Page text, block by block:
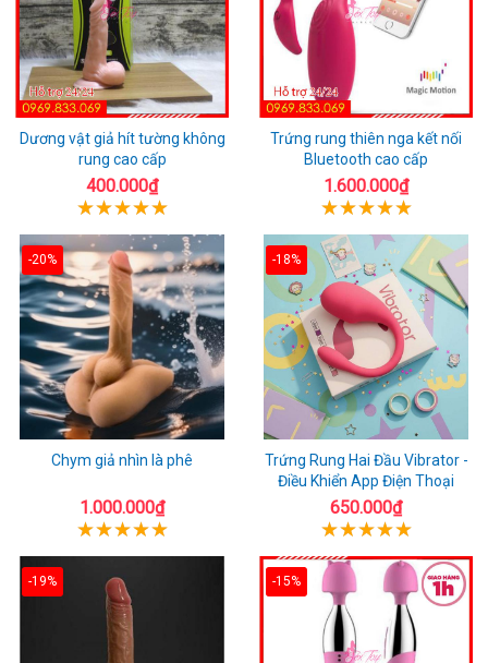
Dương vật giả hít tường không
rung cao cấp
400.000₫
Trứng rung thiên nga kết nối
Bluetooth cao cấp
1.600.000₫
-20%
Chym giả nhìn là phê
1.000.000₫
-18%
Trứng Rung Hai Đầu Vibrator -
Điều Khiển App Điện Thoại
650.000₫
-19% -15%